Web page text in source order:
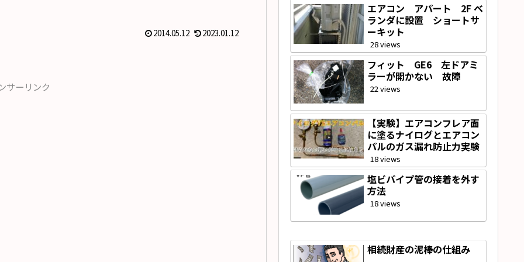
2014.05.12 2023.01.12
サーリンク
エアコン アパート 2F ベ
ランダに設置 ショートサ
ーキット
28 views
フィット GE6 左ドアミ
ラーが開かない 故障
22 views
【実験】エアコンフレア面
に塗るナイログとエアコン
パルのガス漏れ防止力実験
18 views
塩ビパイプ管の接着を外す
方法
18 views
相続財産の泥棒の仕組み